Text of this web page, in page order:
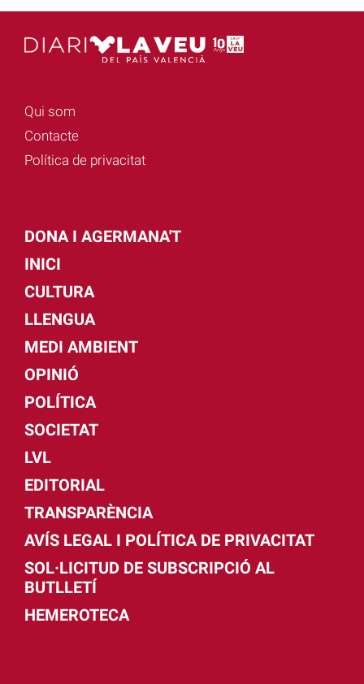
Qui som
Contacte
Política de privacitat
DONA I AGERMANA'T
INICI
CULTURA
LLENGUA
MEDI AMBIENT
OPINIÓ
POLÍTICA
SOCIETAT
LVL
EDITORIAL
TRANSPARÈNCIA
AVÍS LEGAL I POLÍTICA DE PRIVACITAT
SOL·LICITUD DE SUBSCRIPCIÓ AL
BUTLLETÍ
HEMEROTECA